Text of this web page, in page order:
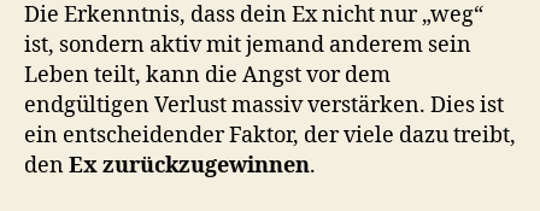
Die Erkenntnis, dass dein Ex nicht nur „weg“
ist, sondern aktiv mit jemand anderem sein
Leben teilt, kann die Angst vor dem
endgültigen Verlust massiv verstärken. Dies ist
ein entscheidender Faktor, der viele dazu treibt,
denEx zurückzugewinnen.